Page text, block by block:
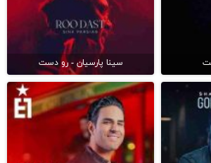
سینا پارسیان - رو دست